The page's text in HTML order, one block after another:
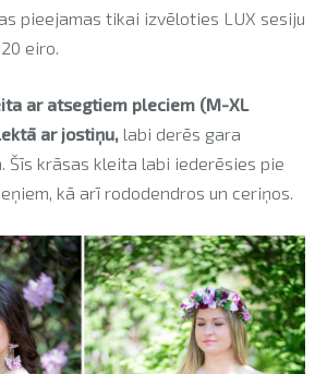
pieejamas tikai izvēloties LUX sesiju
eiro.
ar atsegtiem pleciem (M-XL
ar jostiņu, labi derēs gara
Šīs krāsas kleita labi iederēsies pie
kā arī rododendros un ceriņos.